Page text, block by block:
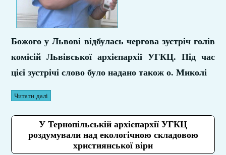
Божого у Львові відбулась чергова зустріч голів
комісій Львівської архієпархії УГКЦ. Під час
цієї зустрічі слово було надано також о. Миколі
Читати далі
У Тернопільській архієпархії УГКЦ
роздумували над екологічною складовою
християнської віри